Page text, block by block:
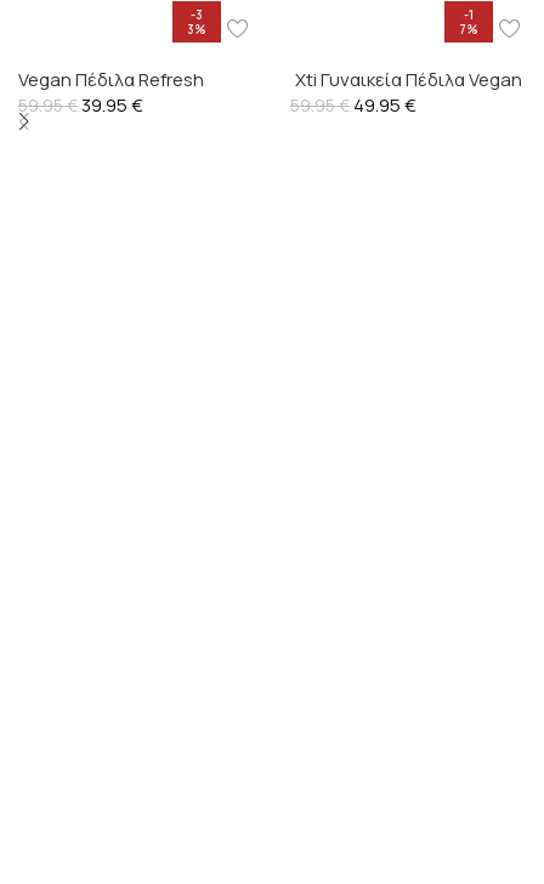
-3
3%
Vegan Πέδιλα Refresh
59.95€39.95€
-1
7%
Xti Γυναικεία Πέδιλα Vegan
– 145104
59.95€ 49.95€